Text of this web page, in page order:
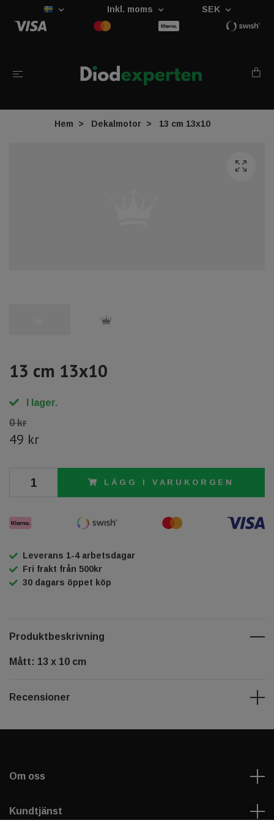
Inkl. moms SEK
Hem Dekalmotor 13 cm 13x10
13 cm 13x10
I lager.
0 kr
49 kr
LÄGG I VARUKORGEN
Leverans 1-4 arbetsdagar
Fri frakt från 500kr
30 dagars öppet köp
Produktbeskrivning
Mått: 13 x 10 cm
Recensioner
Om oss
Kundtjänst